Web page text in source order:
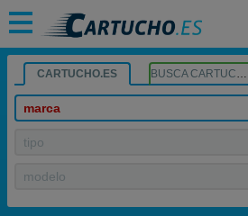
CARTUCHO.ES BUSCA CARTUCHOS
marca
tipo
modelo